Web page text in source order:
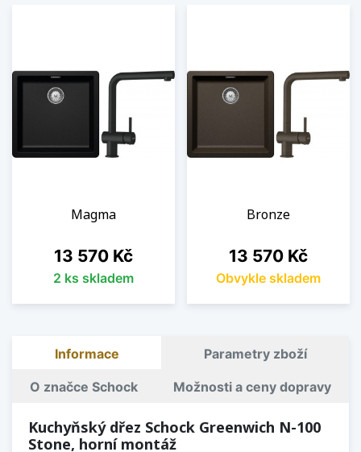
Magma
Cena
13 570 Kč
2 ks skladem
Bronze
Cena
13 570 Kč
Obvykle skladem
Informace Parametry zboží
O značce Schock Možnosti a ceny dopravy
Kuchyňský dřez Schock Greenwich N-100
Stone, horní montáž